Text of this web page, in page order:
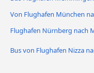
Von Flughafen München
Flughafen Nürnberg nach
Bus von Flughafen Nizza